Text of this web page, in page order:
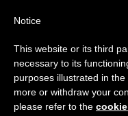
PAPI
Notice
This website or its third
necessary to its
purposes illustrated in
more or withdraw your
please refer to the